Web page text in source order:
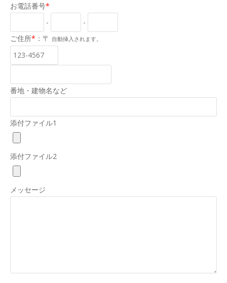
お電話番号*
-
-
ご住所* ：〒 自動挿入されます。
番地・建物名など
添付ファイル1
添付ファイル2
メッセージ